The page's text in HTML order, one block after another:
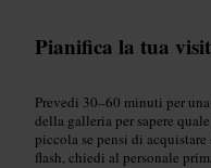
Pianifica la tua
Prevedi 30–60 minuti per
della galleria per sapere
piccola se pensi di
flash, chiedi al personale